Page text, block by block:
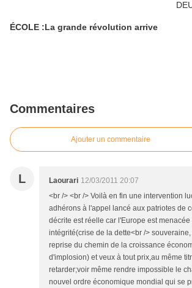
ÉCOLE :La grande révolution arrive
Commentaires
Ajouter un commentaire
L Laourari 12/03/2011 20:07
<br /> <br /> Voilà en fin une intervention
adhérons à l'appel lancé aux patriotes de
décrite est réelle car l'Europe est menacée
intégrité(crise de la dette<br />
reprise du chemin de la croissance
d'implosion) et veux à tout prix,au même
retarder;voir même rendre impossible le
nouvel ordre économique mondial qui se